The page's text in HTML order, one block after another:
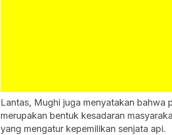
Lantas, Mughi juga menyatakan bahwa
merupakan bentuk kesadaran
yang mengatur kepemilikan senjata api.